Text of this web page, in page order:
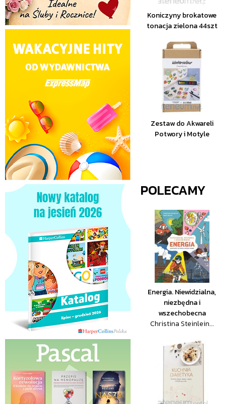
Koniczyny brokatowe
tonacja zielona 44szt
Zestaw do Akwareli
Potwory i Motyle
POLECAMY
Energia. Niewidzialna,
niezbędna i
wszechobecna
Christina Steinlein...